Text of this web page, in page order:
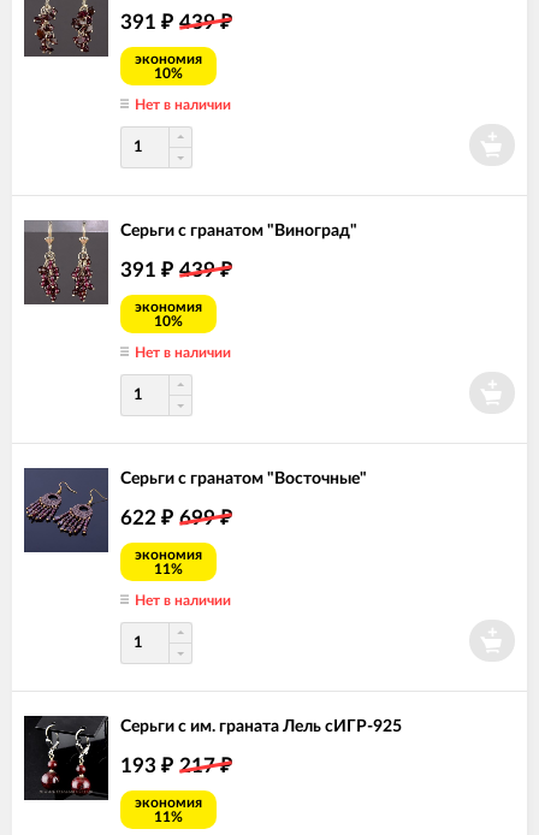
391 ₽ 439₽
экономия
10%
Нет в наличии
Серьги с гранатом "Виноград"
391 ₽ 439₽
экономия
10%
Нет в наличии
Серьги с гранатом "Восточные"
622 ₽ 699₽
экономия
11%
Нет в наличии
Серьги с им. граната Лель сИГР-925
193 ₽ 217₽
экономия
11%